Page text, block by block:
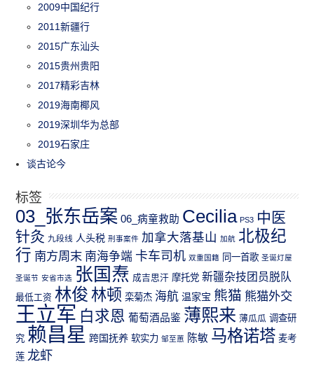
2009中国纪行
2011新疆行
2015广东汕头
2015贵州贵阳
2017精彩吉林
2019海南椰风
2019深圳华为总部
2019石家庄
谈古论今
标签
03_张东岳案 06_病童救助 Cecilia PS3 中医
针灸 九段线 人头税 刑事案件 加拿大落基山 加航 北极纪
行 南方周末 南海争端 卡车司机 双重国籍 同一首歌 圣诞灯屋
圣诞节 安省市选 张国焘 成吉思汗 摩托党 新疆杂技团员脱队
最低工资 林俊 林顿 栾菊杰 海航 温家宝 熊猫 熊猫外交
王立军 白求恩 葡萄酒品鉴 薄熙来 薄瓜瓜 调查研
究 赖昌星 跨国抚养 软实力 邹至蕙 陈敏 马格诺塔 麦考
莲 龙虾